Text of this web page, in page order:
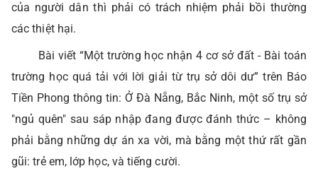
của người dân thì phải có trách nhiệm phải bồi thường
các thiệt hại.
Bài viết “Một trường học nhận 4 cơ sở đất - Bài toán
trường học quá tải với lời giải từ trụ sở dôi dư” trên Báo
Tiền Phong thông tin: Ở Đà Nẵng, Bắc Ninh, một số trụ sở
"ngủ quên" sau sáp nhập đang được đánh thức – không
phải bằng những dự án xa vời, mà bằng một thứ rất gần
gũi: trẻ em, lớp học, và tiếng cười.